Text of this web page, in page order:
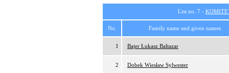
List no. 7 -
No. Family name and given names
1 Bajer Łukasz Baltazar
2 Dobek Wiesław Sylwester